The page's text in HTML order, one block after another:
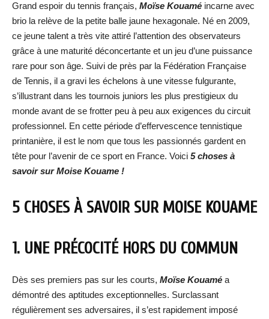
Grand espoir du tennis français, Moïse Kouamé incarne avec
brio la relève de la petite balle jaune hexagonale. Né en 2009,
ce jeune talent a très vite attiré l’attention des observateurs
grâce à une maturité déconcertante et un jeu d’une puissance
rare pour son âge. Suivi de près par la Fédération Française
de Tennis, il a gravi les échelons à une vitesse fulgurante,
s’illustrant dans les tournois juniors les plus prestigieux du
monde avant de se frotter peu à peu aux exigences du circuit
professionnel. En cette période d’effervescence tennistique
printanière, il est le nom que tous les passionnés gardent en
tête pour l’avenir de ce sport en France. Voici 5 choses à
savoir surMoise Kouame !
5 CHOSES À SAVOIR SUR MOISE KOUAME
1. UNE PRÉCOCITÉ HORS DU COMMUN
Dès ses premiers pas sur les courts, Moïse Kouamé a
démontré des aptitudes exceptionnelles. Surclassant
régulièrement ses adversaires, il s’est rapidement imposé